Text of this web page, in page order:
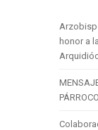
honor a